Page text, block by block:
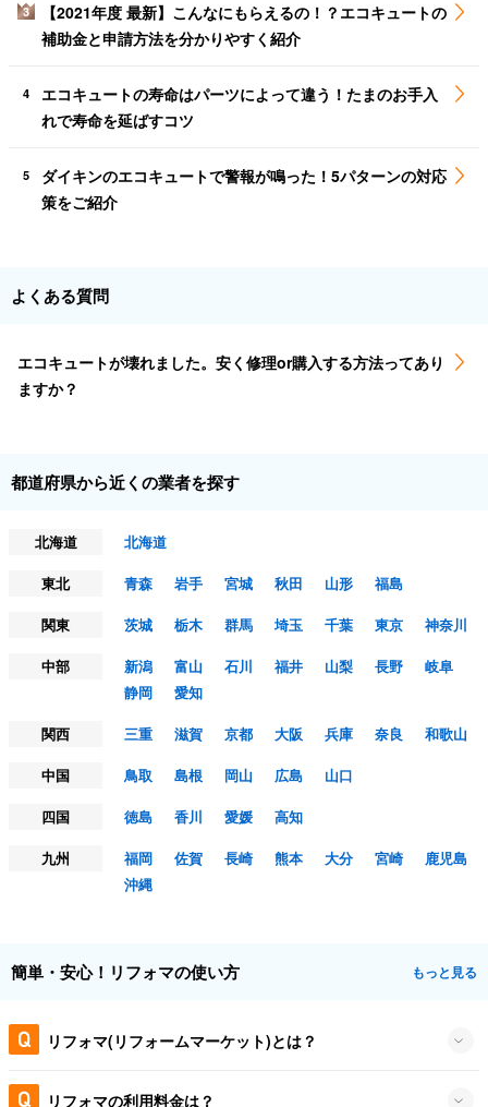
3
【2021年度 最新】こんなにもらえるの！？エコキュートの
補助金と申請方法を分かりやすく紹介
4
エコキュートの寿命はパーツによって違う！たまのお手入
れで寿命を延ばすコツ
5
ダイキンのエコキュートで警報が鳴った！5パターンの対応
策をご紹介
よくある質問
エコキュートが壊れました。安く修理or購入する方法ってあり
ますか？
都道府県から近くの業者を探す
北海道
北海道
東北
青森 岩手 宮城 秋田 山形
福島
関東
茨城 栃木 群馬 埼玉 千葉 東京
神奈川
中部
新潟 富山 石川 福井 山梨 長野
岐阜
静岡
愛知
関西
三重 滋賀 京都 大阪 兵庫 奈良
和歌山
中国
鳥取 島根 岡山 広島
山口
四国
徳島 香川 愛媛
高知
九州
福岡 佐賀 長崎 熊本 大分 宮崎
鹿児島
沖縄
簡単・安心！リフォマの使い方 もっと見る
リフォマ(リフォームマーケット)とは？
リフォマの利用料金は？